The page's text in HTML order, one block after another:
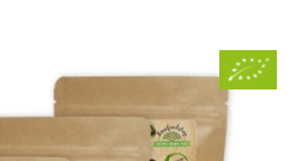
250g x 5 pakker